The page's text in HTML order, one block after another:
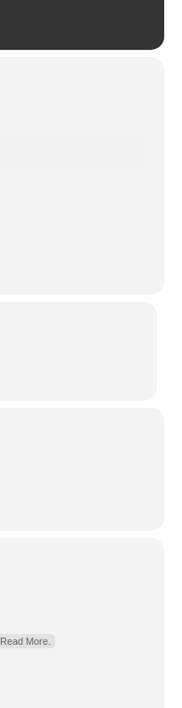
Read More.